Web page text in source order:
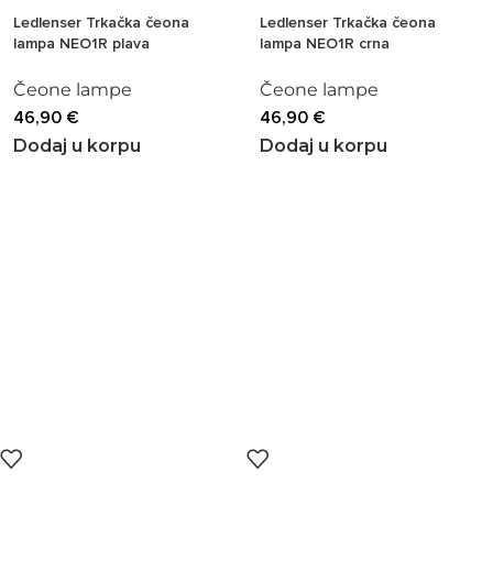
Ledlenser Trkačka čeona
lampa NEO1R plava
Čeone lampe
46,90 €
Dodaj u korpu
Ledlenser Trkačka čeona
lampa NEO1R crna
Čeone lampe
46,90 €
Dodaj u korpu